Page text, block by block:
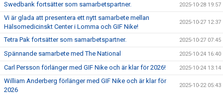
Swedbank fortsätter som samarbetspartner. 2025-10-28 19:57
Vi är glada att presentera ett nytt samarbete mellan
Hälsomedicinskt Center i Lomma och GIF Nike!
2025-10-27 12:37
Tetra Pak fortsätter som samarbetspartner. 2025-10-27 07:45
Spännande samarbete med The National 2025-10-24 16:40
Carl Persson förlänger med GIF Nike och är klar för 2026! 2025-10-24 13:14
William Anderberg förlänger med GIF Nike och är klar för
2026
2025-10-22 05:43